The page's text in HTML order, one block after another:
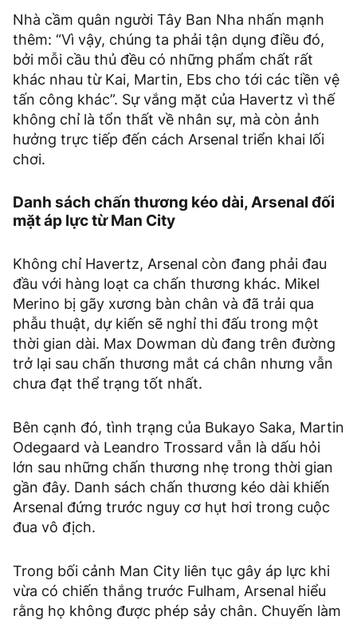
Nhà cầm quân người Tây Ban Nha nhấn mạnh
thêm: “Vì vậy, chúng ta phải tận dụng điều đó,
bởi mỗi cầu thủ đều có những phẩm chất rất
khác nhau từ Kai, Martin, Ebs cho tới các tiền vệ
tấn công khác”. Sự vắng mặt của Havertz vì thế
không chỉ là tổn thất về nhân sự, mà còn ảnh
hưởng trực tiếp đến cách Arsenal triển khai lối
chơi.
Danh sách chấn thương kéo dài, Arsenal đối
mặt áp lực từ Man City
Không chỉ Havertz, Arsenal còn đang phải đau
đầu với hàng loạt ca chấn thương khác. Mikel
Merino bị gãy xương bàn chân và đã trải qua
phẫu thuật, dự kiến sẽ nghỉ thi đấu trong một
thời gian dài. Max Dowman dù đang trên đường
trở lại sau chấn thương mắt cá chân nhưng vẫn
chưa đạt thể trạng tốt nhất.
Bên cạnh đó, tình trạng của Bukayo Saka, Martin
Odegaard và Leandro Trossard vẫn là dấu hỏi
lớn sau những chấn thương nhẹ trong thời gian
gần đây. Danh sách chấn thương kéo dài khiến
Arsenal đứng trước nguy cơ hụt hơi trong cuộc
đua vô địch.
Trong bối cảnh Man City liên tục gây áp lực khi
vừa có chiến thắng trước Fulham, Arsenal hiểu
rằng họ không được phép sảy chân. Chuyến làm